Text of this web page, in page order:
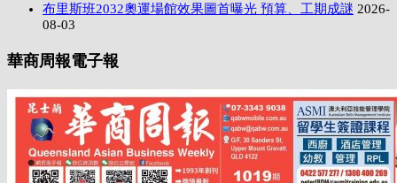
布里斯班2032奧運場館效果圖首曝光 預算、工期成謎 2026-
08-03
華商周報電子報